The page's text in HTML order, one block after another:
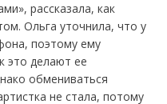
рассказала, как
Ольга уточнила, что у
поэтому ему
это делают ее
обмениваться
не стала, потому